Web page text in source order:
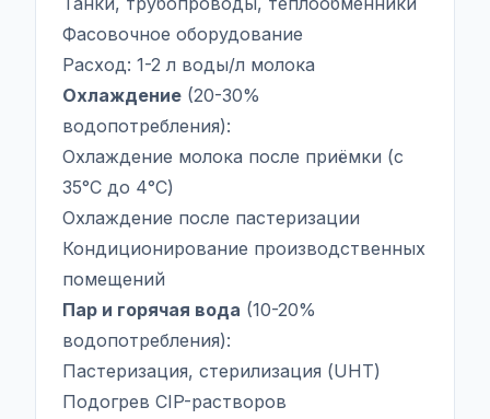
Фасовочное оборудование
Расход: 1-2 л воды/л молока
Охлаждение (20-30%
водопотребления):
Охлаждение молока после приёмки (с
35°C до 4°C)
Охлаждение после пастеризации
Кондиционирование производственных
помещений
Пар и горячая вода (10-20%
водопотребления):
Пастеризация, стерилизация (UHT)
Подогрев CIP-растворов